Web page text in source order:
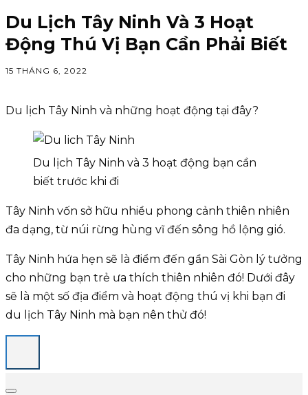
Du Lịch Tây Ninh Và 3 Hoạt
Động Thú Vị Bạn Cần Phải Biết
15 THÁNG 6, 2022
Du lịch Tây Ninh và những hoạt động tại đây?
Du lịch Tây Ninh và 3 hoạt động bạn cần
biết trước khi đi
Tây Ninh vốn sở hữu nhiều phong cảnh thiên nhiên
đa dạng, từ núi rừng hùng vĩ đến sông hồ lộng gió.
Tây Ninh hứa hẹn sẽ là điểm đến gần Sài Gòn lý tưởng
cho những bạn trẻ ưa thích thiên nhiên đó! Dưới đây
sẽ là một số địa điểm và hoạt động thú vị khi bạn đi
du lịch Tây Ninh mà bạn nên thử đó!